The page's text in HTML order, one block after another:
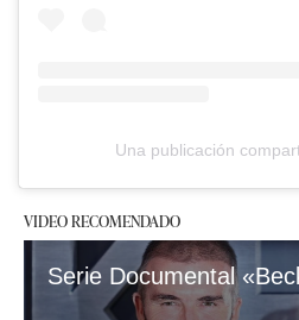
Una publicación
VIDEO RECOMENDADO